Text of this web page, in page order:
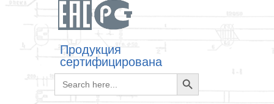
Продукция
сертифицирована
Search
for:
Search
Button